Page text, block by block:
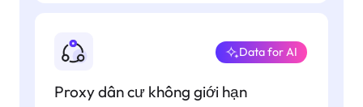
Proxy dân cư không giới hạn
Data for AI